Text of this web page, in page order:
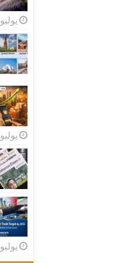
يوليو 17, 2026
يوليو 17, 2026
يوليو 16, 2026